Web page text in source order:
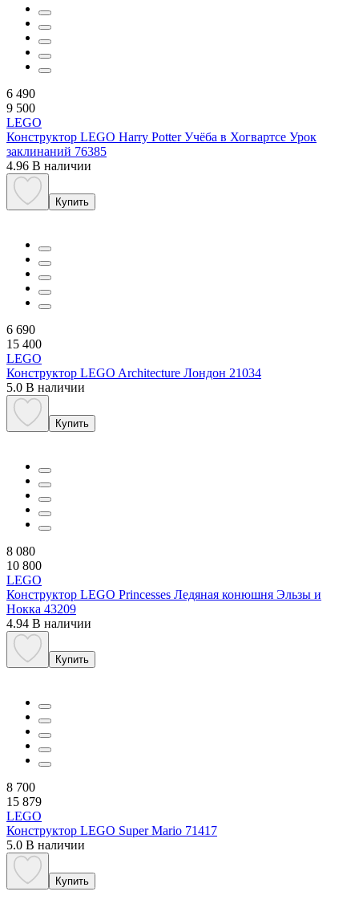
6 490
9 500
LEGO
Конструктор LEGO Harry Potter Учёба в Хогвартсе Урок
заклинаний 76385
4.96 В наличии
Купить
6 690
15 400
LEGO
Конструктор LEGO Architecture Лондон 21034
5.0 В наличии
Купить
8 080
10 800
LEGO
Конструктор LEGO Princesses Ледяная конюшня Эльзы и
Нокка 43209
4.94 В наличии
Купить
8 700
15 879
LEGO
Конструктор LEGO Super Mario 71417
5.0 В наличии
Купить